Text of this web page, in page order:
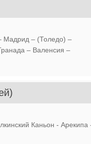
Мадрид – (Толедо) –
– Валенсия –
Каньон - Арекипа